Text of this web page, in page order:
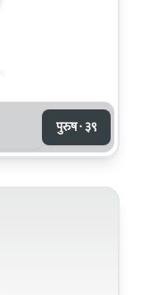
पुरुष · ३९